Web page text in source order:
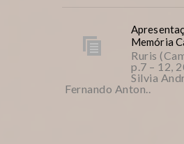
Memória
Ruris
p.7 – 12,
Silvia
Fernando Anton..